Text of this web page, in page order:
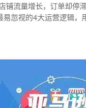
铺流量增长，订单却
忽视的4大运营逻辑